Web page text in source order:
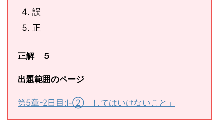
誤
正
正解 ５
出題範囲のページ
第5章-2日目:Ⅰ-②「してはいけないこと」